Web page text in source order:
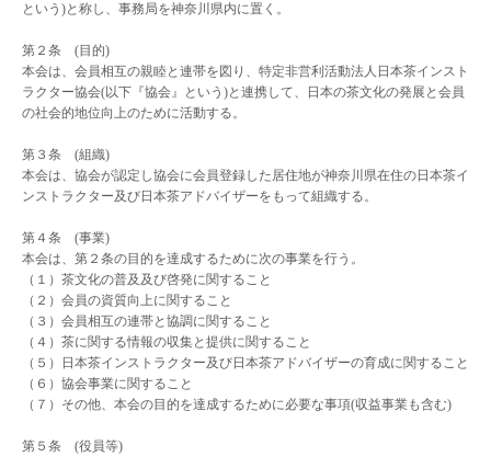
という)と称し、事務局を神奈川県内に置く。
第２条 (目的)
本会は、会員相互の親睦と連帯を図り、特定非営利活動法人日本茶インスト
ラクター協会(以下『協会』という)と連携して、日本の茶文化の発展と会員
の社会的地位向上のために活動する。
第３条 (組織)
本会は、協会が認定し協会に会員登録した居住地が神奈川県在住の日本茶イ
ンストラクター及び日本茶アドバイザーをもって組織する。
第４条 (事業)
本会は、第２条の目的を達成するために次の事業を行う。
（１）茶文化の普及及び啓発に関すること
（２）会員の資質向上に関すること
（３）会員相互の連帯と協調に関すること
（４）茶に関する情報の収集と提供に関すること
（５）日本茶インストラクター及び日本茶アドバイザーの育成に関すること
（６）協会事業に関すること
（７）その他、本会の目的を達成するために必要な事項(収益事業も含む)
第５条 (役員等)